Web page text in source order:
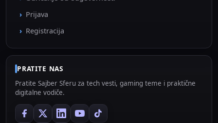
Prijava
Registracija
PRATITE NAS
Pratite Sajber Sferu za tech vesti, gaming teme i praktične
digitalne vodiče.